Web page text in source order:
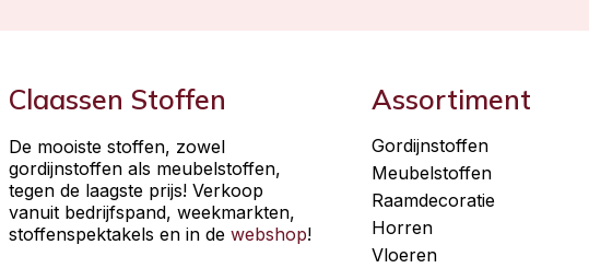
Claassen Stoffen
De mooiste stoffen, zowel
gordijnstoffen als meubelstoffen,
tegen de laagste prijs! Verkoop
vanuit bedrijfspand, weekmarkten,
stoffenspektakels en in de webshop!
Assortiment
Gordijnstoffen
Meubelstoffen
Raamdecoratie
Horren
Vloeren